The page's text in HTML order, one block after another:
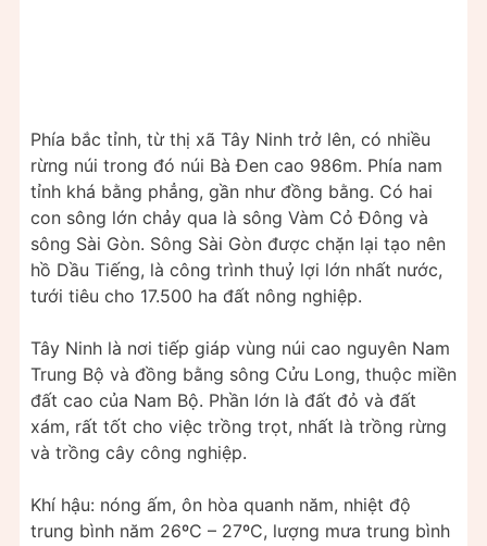
Phía bắc tỉnh, từ thị xã Tây Ninh trở lên, có nhiều
rừng núi trong đó núi Bà Đen cao 986m. Phía nam
tỉnh khá bằng phẳng, gần như đồng bằng. Có hai
con sông lớn chảy qua là sông Vàm Cỏ Đông và
sông Sài Gòn. Sông Sài Gòn được chặn lại tạo nên
hồ Dầu Tiếng, là công trình thuỷ lợi lớn nhất nước,
tưới tiêu cho 17.500 ha đất nông nghiệp.
Tây Ninh là nơi tiếp giáp vùng núi cao nguyên Nam
Trung Bộ và đồng bằng sông Cửu Long, thuộc miền
đất cao của Nam Bộ. Phần lớn là đất đỏ và đất
xám, rất tốt cho việc trồng trọt, nhất là trồng rừng
và trồng cây công nghiệp.
Khí hậu: nóng ấm, ôn hòa quanh năm, nhiệt độ
trung bình năm 26ºC – 27ºC, lượng mưa trung bình